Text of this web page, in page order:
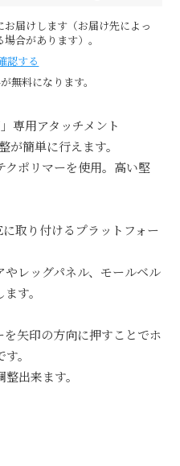
届けします（お届け先によっ
合があります）。
認する
料になります。
専用アタッチメント
簡単に行えます。
ポリマーを使用。高い堅
り付けるプラットフォー
レッグパネル、モールベル
す。
矢印の方向に押すことでホ
。
出来ます。